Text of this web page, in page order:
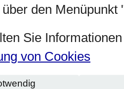
den Menüpunkt
Sie
von Cookies